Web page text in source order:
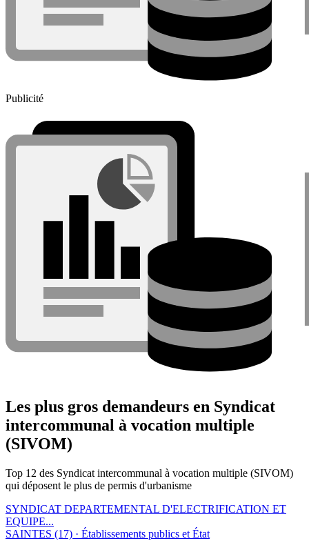
Publicité
Les plus gros demandeurs en Syndicat
intercommunal à vocation multiple
(SIVOM)
Top 12 des Syndicat intercommunal à vocation multiple (SIVOM)
qui déposent le plus de permis d'urbanisme
SYNDICAT DEPARTEMENTAL D'ELECTRIFICATION ET
EQUIPE...
SAINTES (17) · Établissements publics et État